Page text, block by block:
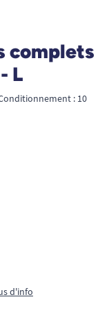
complets
L
: 10
d'info